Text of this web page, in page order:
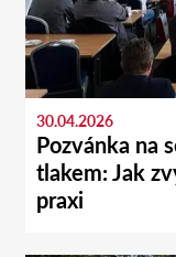
30.04.2026
Pozvánka na
tlakem: Jak
praxi